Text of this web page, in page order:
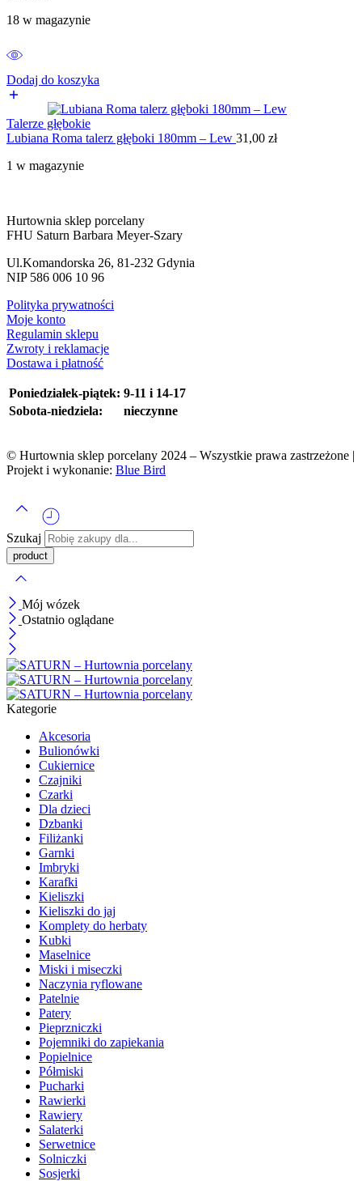
18 w magazynie
Dodaj do koszyka
Talerze głębokie
Lubiana Roma talerz głęboki 180mm – Lew 31,00 zł
1 w magazynie
Hurtownia sklep porcelany
FHU Saturn Barbara Meyer-Szary
Ul.Komandorska 26, 81-232 Gdynia
NIP 586 006 10 96
Polityka prywatności
Moje konto
Regulamin sklepu
Zwroty i reklamacje
Dostawa i płatność
Poniedziałek-piątek: 9-11 i 14-17
Sobota-niedziela:
nieczynne
© Hurtownia sklep porcelany 2024 – Wszystkie prawa zastrzeżone |
Projekt i wykonanie: Blue Bird
Szukaj
Mój wózek
Ostatnio oglądane
Kategorie
Akcesoria
Bulionówki
Cukiernice
Czajniki
Czarki
Dla dzieci
Dzbanki
Filiżanki
Garnki
Imbryki
Karafki
Kieliszki
Kieliszki do jaj
Komplety do herbaty
Kubki
Maselnice
Miski i miseczki
Naczynia ryflowane
Patelnie
Patery
Pieprzniczki
Pojemniki do zapiekania
Popielnice
Półmiski
Pucharki
Rawierki
Rawiery
Salaterki
Serwetnice
Solniczki
Sosjerki